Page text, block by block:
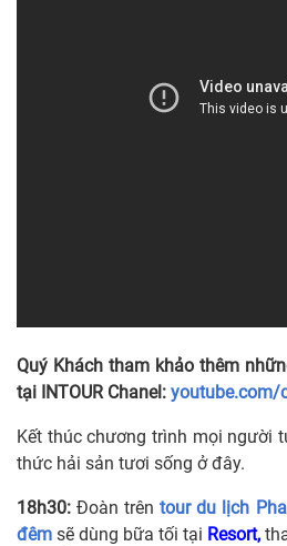
Quý Khách tham khảo thêm
tại INTOUR Chanel: youtube.com/
Kết thúc chương trình mọi người
thức hải sản tươi sống ở đây.
18h30: Đoàn trêntour du lịch
đêm sẽ dùng bữa tối tại Resort,